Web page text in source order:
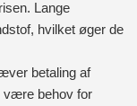
Lange
hvilket øger de
betaling af
være behov for